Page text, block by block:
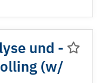
und -
(w/